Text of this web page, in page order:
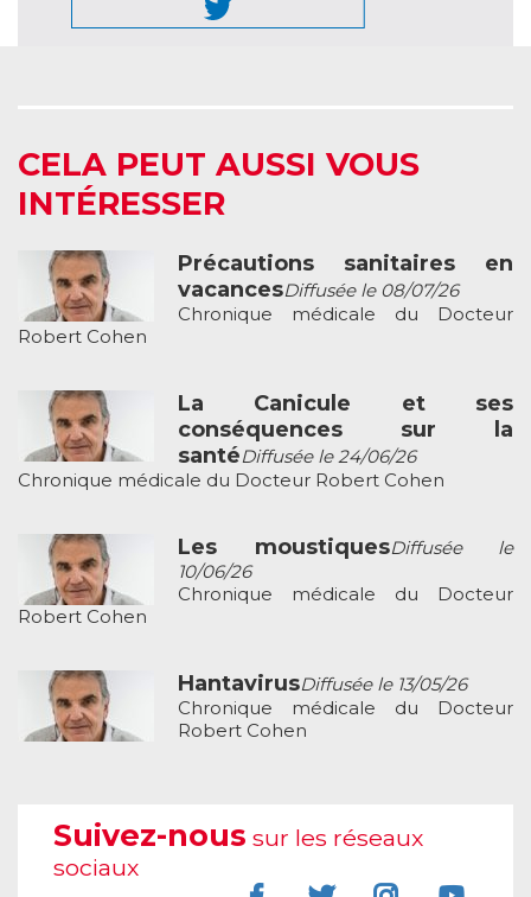
CELA PEUT AUSSI VOUS
INTÉRESSER
Précautions sanitaires en
vacancesDiffusée le 08/07/26
Chronique médicale du Docteur
Robert Cohen
La Canicule et ses
conséquences sur la
santéDiffusée le 24/06/26
Chronique médicale du Docteur Robert Cohen
Les moustiquesDiffusée le
10/06/26
Chronique médicale du Docteur
Robert Cohen
HantavirusDiffusée le 13/05/26
Chronique médicale du Docteur
Robert Cohen
Suivez-nous sur les réseaux
sociaux